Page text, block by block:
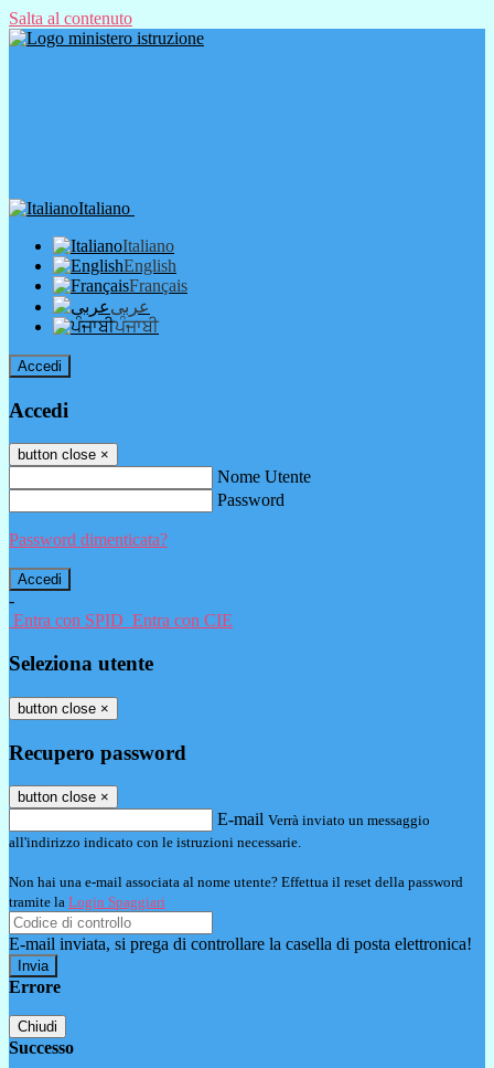
Salta al contenuto
Italiano
Italiano
English
Français
عربى
ਪੰਜਾਬੀ
Accedi
Accedi
button close ×
Nome Utente
Password
Password dimenticata?
-
Entra con SPID Entra con CIE
Seleziona utente
button close ×
Recupero password
button close ×
E-mail Verrà inviato un messaggio
all'indirizzo indicato con le istruzioni necessarie.
Non hai una e-mail associata al nome utente? Effettua il reset della password
tramite la Login Spaggiari
E-mail inviata, si prega di controllare la casella di posta elettronica!
Errore
Chiudi
Successo